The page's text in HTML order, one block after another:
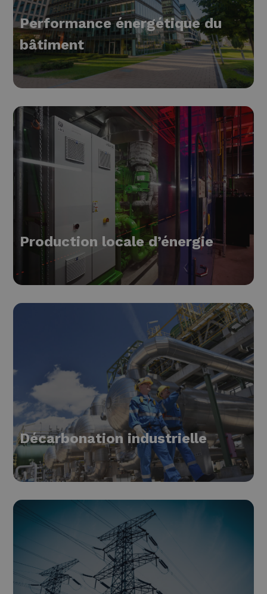
Performance énergétique du
bâtiment
Production locale d’énergie
Décarbonation industrielle